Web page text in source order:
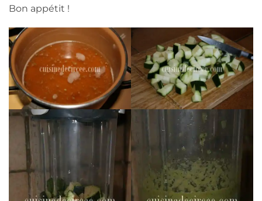
Bon appétit !